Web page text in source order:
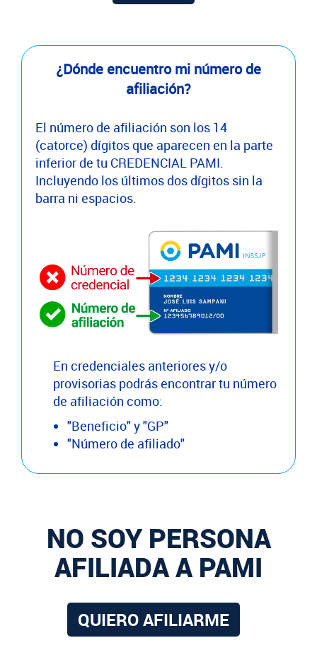
¿Dónde encuentro mi número de
afiliación?
El número de afiliación son los 14
(catorce) dígitos que aparecen en la parte
inferior de tu CREDENCIAL PAMI.
Incluyendo los últimos dos dígitos sin la
barra ni espacios.
En credenciales anteriores y/o
provisorias podrás encontrar tu número
de afiliación como:
"Beneficio" y "GP"
"Número de afiliado"
NO SOY PERSONA
AFILIADA A PAMI
QUIERO AFILIARME